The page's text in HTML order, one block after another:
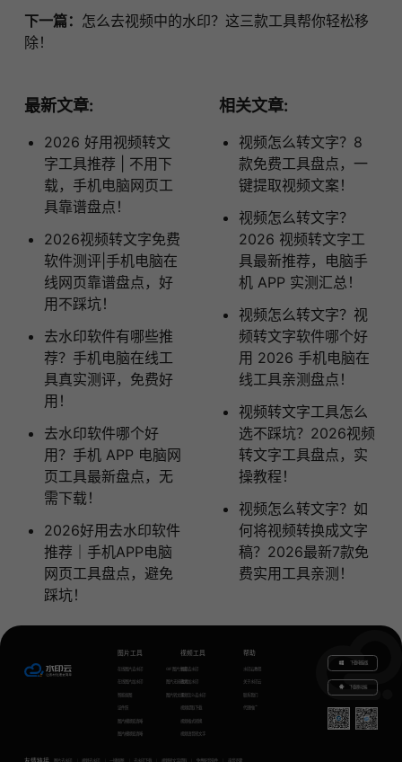
下一篇： 怎么去视频中的水印？这三款工具帮你轻松移
除！
最新文章:
2026 好用视频转文
字工具推荐 | 不用下
载，手机电脑网页工
具靠谱盘点！
2026视频转文字免费
软件测评|手机电脑在
线网页靠谱盘点，好
用不踩坑！
去水印软件有哪些推
荐？手机电脑在线工
具真实测评，免费好
用！
去水印软件哪个好
用？手机 APP 电脑网
页工具最新盘点，无
需下载！
2026好用去水印软件
推荐｜手机APP电脑
网页工具盘点，避免
踩坑！
相关文章:
视频怎么转文字？8
款免费工具盘点，一
键提取视频文案！
视频怎么转文字？
2026 视频转文字工
具最新推荐，电脑手
机 APP 实测汇总！
视频怎么转文字？视
频转文字软件哪个好
用 2026 手机电脑在
线工具亲测盘点！
视频转文字工具怎么
选不踩坑？2026视频
转文字工具盘点，实
操教程！
视频怎么转文字？如
何将视频转换成文字
稿？2026最新7款免
费实用工具亲测！ ​
图片工具
在线图片去水印
在线图片加水印
智能抠图
证件照
图片模糊变清晰
图片模糊变清晰
GIF图片生成
图片无损放大
图片转文字
视频工具
视频去水印
视频加水印
视频怎么去水印
视频提取下载
视频格式转换
视频语音转文字
帮助
水印云教程
关于水印云
联系我们
代理推广
下载电脑版
下载移动端
友情链接 图片去水印 视频去水印 一键抠图 去水印下载 视频转文字提取 免费配音软件